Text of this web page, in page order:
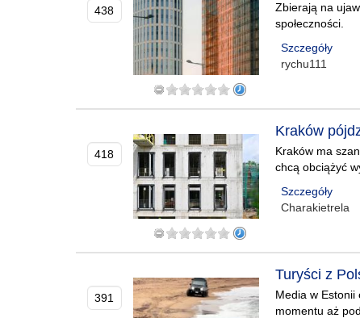
438
Zbierają na
społeczności.
Szczegóły
rychu111
418
Kraków
Kraków ma
chcą obciążyć
Szczegóły
Charakietrela
391
Turyści z
Media w Estonii
momentu aż